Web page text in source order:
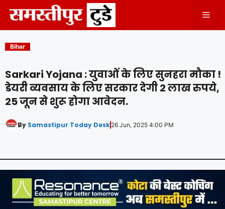
content
Bihar
Sarkari Yojana : युवाओं के लिए सुनहरा मौका !
डेयरी व्यवसाय के लिए सरकार देगी 2 लाख रुपये,
25 जून से शुरू होगा आवेदन.
By Samastipur Today Desk 26 Jun, 2025 4:00 PM